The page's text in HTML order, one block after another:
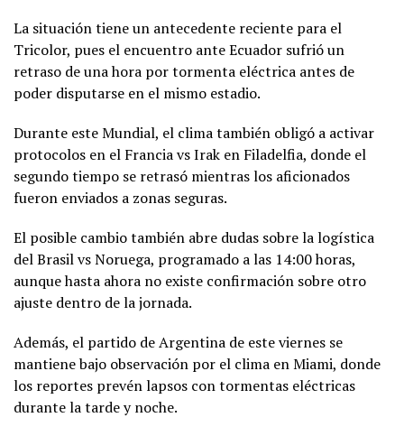
La situación tiene un antecedente reciente para el
Tricolor, pues el encuentro ante Ecuador sufrió un
retraso de una hora por tormenta eléctrica antes de
poder disputarse en el mismo estadio.
Durante este Mundial, el clima también obligó a activar
protocolos en el Francia vs Irak en Filadelfia, donde el
segundo tiempo se retrasó mientras los aficionados
fueron enviados a zonas seguras.
El posible cambio también abre dudas sobre la logística
del Brasil vs Noruega, programado a las 14:00 horas,
aunque hasta ahora no existe confirmación sobre otro
ajuste dentro de la jornada.
Además, el partido de Argentina de este viernes se
mantiene bajo observación por el clima en Miami, donde
los reportes prevén lapsos con tormentas eléctricas
durante la tarde y noche.